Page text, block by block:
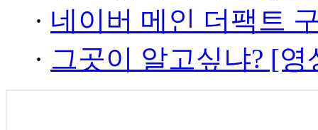
· 네이버 메인 더팩트
· 그곳이 알고싶냐? [